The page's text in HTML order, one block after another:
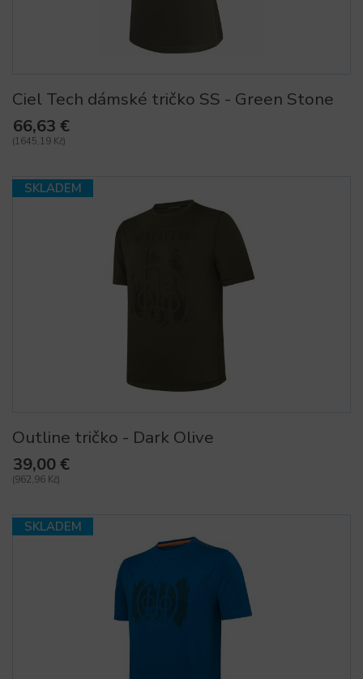
Ciel Tech dámské tričko SS - Green Stone
66,63 €
(1645,19 Kč)
SKLADEM
Outline tričko - Dark Olive
39,00 €
(962,96 Kč)
SKLADEM